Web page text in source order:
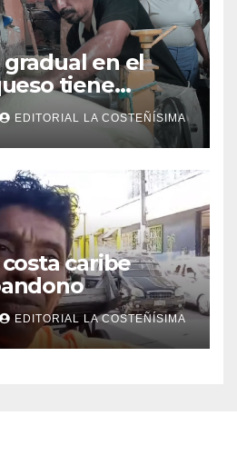
en el
tiene
Panaderias
EDITORIAL LA COSTEÑÍSIMA
caribe
EDITORIAL LA COSTEÑÍSIMA